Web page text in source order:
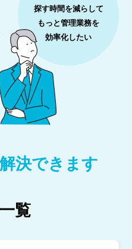
探す時間を減らして
もっと管理業務を
効率化したい
決できます
覧